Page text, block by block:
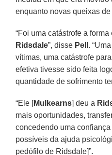
enquanto novas queixas
“Foi uma catástrofe a
Ridsdale”, disse Pell .
vítimas, uma catástrofe
efetiva tivesse sido feita
quantidade de sofrimento
“Ele [Mulkearns] deu a
mais oportunidades,
concedendo uma
possíveis da ajuda
pedófilo de Ridsdale]”.